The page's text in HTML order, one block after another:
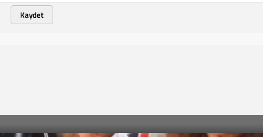
Kaydet